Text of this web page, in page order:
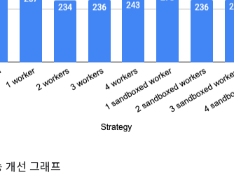
개선 그래프